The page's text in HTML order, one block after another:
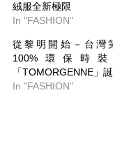
絨服全新極限
In "FASHION"
從黎明開始－台灣
100%環保時
「TOMORGENNE」誕
In "FASHION"